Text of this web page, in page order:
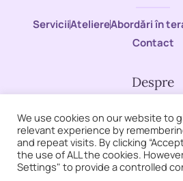
ServiciiAteliereAbordări în
Contact
Despre
Ofer ședințe de psihoterapie
emoțional printr-o
We use cookies on our website to
relevant experience by
and repeat visits. By clicking
the use of ALL the cookies.
Settings" to provide a controlled